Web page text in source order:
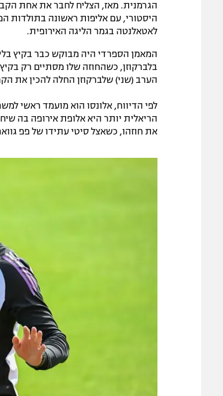
הגרמנית. מאז, הצליח לחבר את אחת
לאטאלנטה בגמר הליגה האירופית.
המאמן הספרדי היה מבוקש כבר בקיץ
הערב (שני) שלברקוזן החלה להכין את
לפי הדיווח, אלונסו הוא מועמד ראשי
הריאלית יותר היא אלופת אירופה בה
את חוזהו, כשאצל סיטי עתידו של פפ